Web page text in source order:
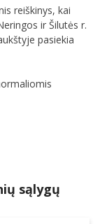
sąlygų
reiškinys, kai
ir Šilutės r.
pasiekia